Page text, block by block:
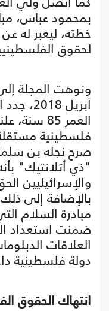
بمحمود عباس،
خطته، ليعبر له
لحقوق
ونوهت المجلة
أبريل
العمر 85
فلسطينية
صرح نجله بن
"ذي أتلانتيك"
والإسرائيليين
بالإضافة إلى
ضمنت استعداد
العلاقات
دولة فلسطينية
انتهاك الحقوق